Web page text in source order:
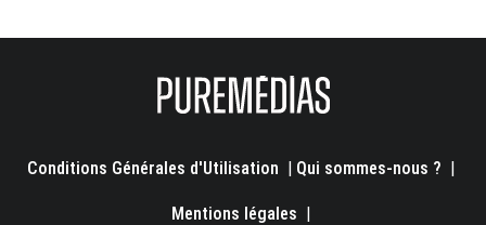
Conditions Générales d'Utilisation | Qui sommes-nous ? |
Mentions légales |